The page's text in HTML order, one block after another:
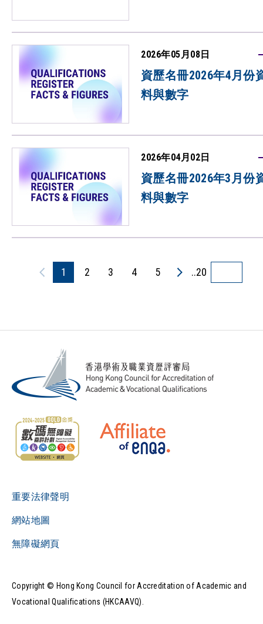
2026年05月08日
資歷名冊2026年4月份
料與數字
2026年04月02日
資歷名冊2026年3月份
料與數字
1 2 3 4 5 ..20
重要法律聲明
網站地圖
無障礙網頁
Copyright © Hong Kong Council for Accreditation of Academic and
Vocational Qualifications (HKCAAVQ).